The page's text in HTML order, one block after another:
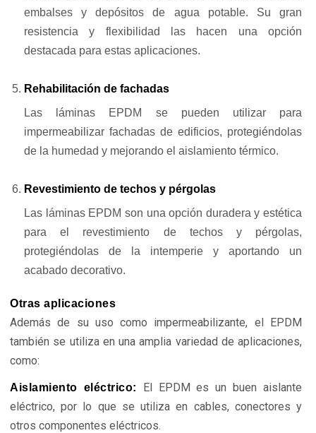
embalses y depósitos de agua potable. Su gran
resistencia y flexibilidad las hacen una opción
destacada para estas aplicaciones.
Rehabilitación de fachadas
Las láminas EPDM se pueden utilizar para
impermeabilizar fachadas de edificios, protegiéndolas
de la humedad y mejorando el aislamiento térmico.
Revestimiento de techos y pérgolas
Las láminas EPDM son una opción duradera y estética
para el revestimiento de techos y pérgolas,
protegiéndolas de la intemperie y aportando un
acabado decorativo.
Otras aplicaciones
Además de su uso como impermeabilizante, el EPDM
también se utiliza en una amplia variedad de aplicaciones,
como:
Aislamiento eléctrico:
El EPDM es un buen aislante
eléctrico, por lo que se utiliza en cables, conectores y
otros componentes eléctricos.